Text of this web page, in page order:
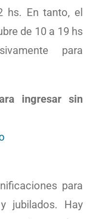
hs. En tanto, el
de 10 a 19 hs
para
ingresar sin
para
jubilados. Hay